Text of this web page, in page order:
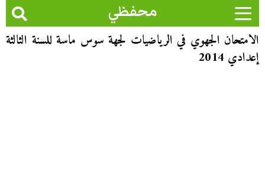
محفظي
الامتحان الجهوي في الرياضيات لجهة سوس ماسة للسنة الثالثة
إعدادي 2014